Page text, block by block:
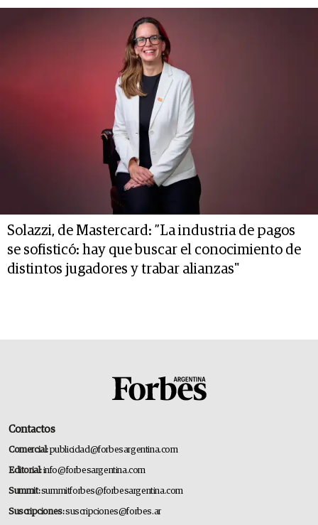
Solazzi, de Mastercard: ”La industria de pagos
se sofisticó: hay que buscar el conocimiento de
distintos jugadores y trabar alianzas"
Contactos
Comercial:publicidad@forbesargentina.com
Editorial:info@forbesargentina.com
Summit:summitforbes@forbesargentina.com
Suscripciones:suscripciones@forbes.ar